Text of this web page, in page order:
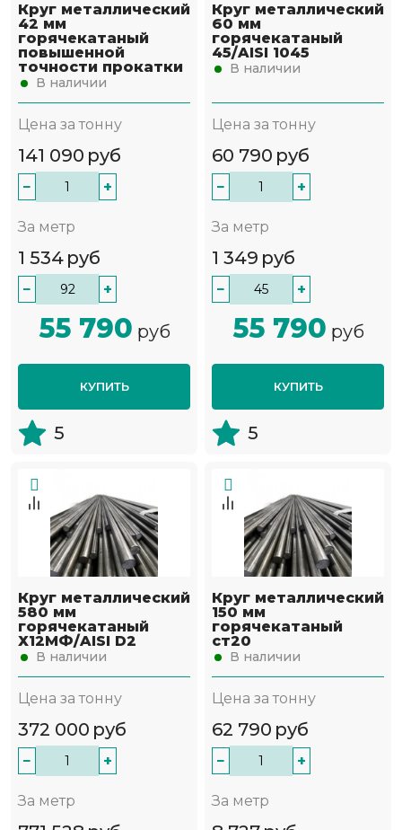
Круг металлический
42 мм
горячекатаный
повышенной
точности прокатки
В наличии
Цена за тонну
141 090 руб
− +
За метр
1 534 руб
− +
55 790 руб
КУПИТЬ
5
Круг металлический
60 мм
горячекатаный
45/AISI 1045
В наличии
Цена за тонну
60 790 руб
− +
За метр
1 349 руб
− +
55 790 руб
КУПИТЬ
5
Круг металлический
580 мм
горячекатаный
Х12МФ/AISI D2
В наличии
Цена за тонну
372 000 руб
− +
За метр
Круг металлический
150 мм
горячекатаный
ст20
В наличии
Цена за тонну
62 790 руб
− +
За метр